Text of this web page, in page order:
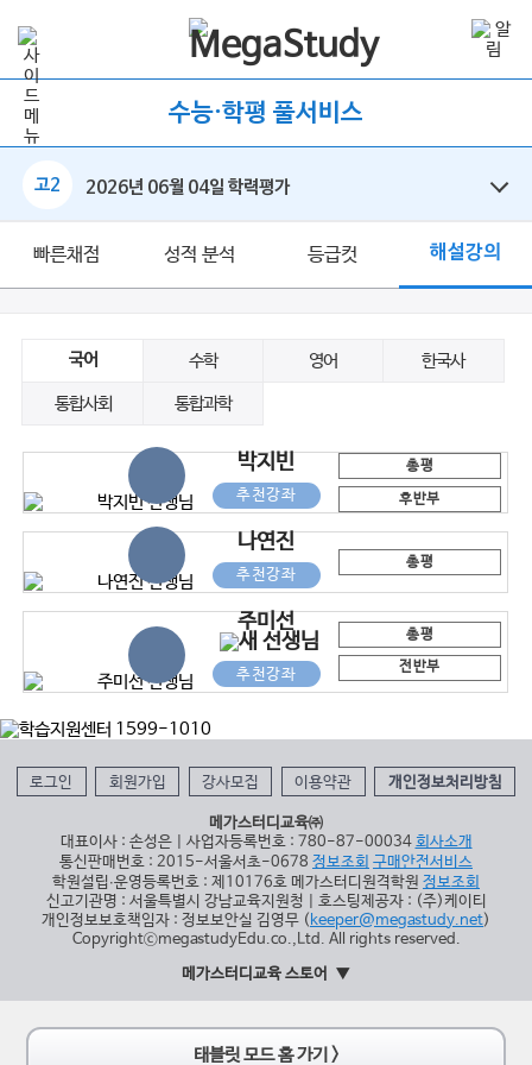
수능·학평 풀서비스
고2 2026년 06월 04일 학력평가
빠른채점 성적 분석 등급컷 해설강의
국어 수학 영어 한국사
통합사회 통합과학
박지빈
추천강좌
총평
후반부
나연진
추천강좌
총평
주미선
추천강좌
총평
전반부
로그인 회원가입 강사모집 이용약관 개인정보처리방침
메가스터디교육㈜
대표이사 : 손성은 | 사업자등록번호 : 780-87-00034 회사소개
통신판매번호 : 2015-서울서초-0678 정보조회 구매안전서비스
학원설립∙운영등록번호 : 제10176호 메가스터디원격학원 정보조회
신고기관명 : 서울특별시 강남교육지원청 | 호스팅제공자 : (주)케이티
개인정보보호책임자 : 정보보안실 김영무 ( keeper@megastudy.net)
CopyrightⓒmegastudyEdu.co.,Ltd. All rights reserved.
메가스터디교육 스토어
태블릿 모드 홈 가기 >